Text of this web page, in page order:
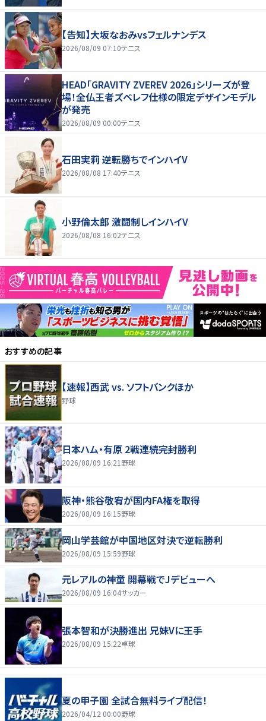
【告知】大坂なおみvsフェルナンデス
2026/08/09 07:10テニス
HEAD「GRAVITY ZVEREV 2026」シリーズが登
場！全仏王者ズベレフ仕様の限定デザインモデル
が発売
2026/08/09 00:00テニス
石田実莉 逆転勝ちでインハイV
2026/08/08 17:40テニス
小野倫太郎 激闘制しインハイV
2026/08/08 16:02テニス
おすすめの記事
【速報】西武 vs. ソフトバンクほか
野球
日本ハム・有原 2戦連続完封勝利
2026/08/09 16:21 野球
阪神・熊谷敬宥が国内FA権を取得
2026/08/09 16:15野球
岡山学芸館が中国地区対決で逆転勝利
2026/08/09 15:59野球
元レアルの神童 開幕戦でJデビューへ
2026/08/09 16:04サッカー
張本智和が決勝進出 兄妹Vに王手
2026/08/09 15:22卓球
夏の甲子園 全試合無料ライブ配信！
2026/04/12 00:00野球